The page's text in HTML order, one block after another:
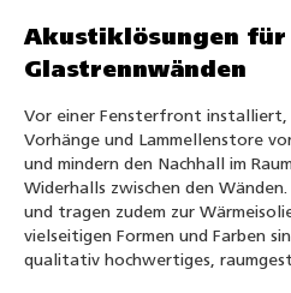
Akustiklösungen für
Glastrennwänden
Vor einer Fensterfront installiert,
Vorhänge und Lammellenstore
und mindern den Nachhall im
Widerhalls zwischen den
und tragen zudem zur
vielseitigen Formen und Farben
qualitativ hochwertiges,